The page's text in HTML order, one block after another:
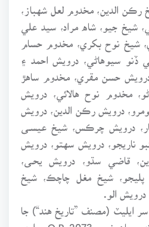
رڪن الدين، مخدوم لعل شهباز،
شيخ جيو، شاه مراد، سيد علي
شيخ نوح بکري، مخدوم حسام
ڏنو سيوهاڻي، درويش احمد ۽
حسن مقري، مخدوم ساهڙ
مخدوم نوح هالائي، درويش
درويش رڪن الدين، درويش
درويش چرڪس، شيخ عيسـﻰ
ناريجو، درويش سهتو، درويش
قاضي سڌو، درويش يحـﻰ،
پليجو، شيخ مغل چاچڪ، شيخ
درويش الو.
ايليٽ (مصنف ”تاريخ هند“) جا
چند فائل محفوظ آهن، انهن مان نمبر 2073 O.R. واري